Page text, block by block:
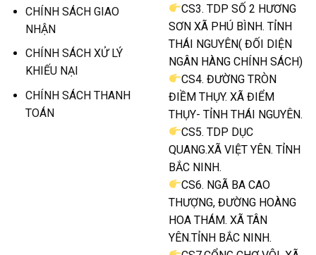
CHÍNH SÁCH GIAO
NHẬN
CHÍNH SÁCH XỬ LÝ
KHIẾU NẠI
CHÍNH SÁCH THANH
TOÁN
CS3. TDP SỐ 2 HƯƠNG
SƠN XÃ PHÚ BÌNH. TỈNH
THÁI NGUYÊN( ĐỐI DIỆN
NGÂN HÀNG CHÍNH SÁCH)
CS4. ĐƯỜNG TRÒN
ĐIỀM THỤY. XÃ ĐIỂM
THỤY- TỈNH THÁI NGUYÊN.
CS5. TDP DỤC
QUANG.XÃ VIỆT YÊN. TỈNH
BẮC NINH.
CS6. NGÃ BA CAO
THƯỢNG, ĐƯỜNG HOÀNG
HOA THÁM. XÃ TÂN
YÊN.TỈNH BẮC NINH.